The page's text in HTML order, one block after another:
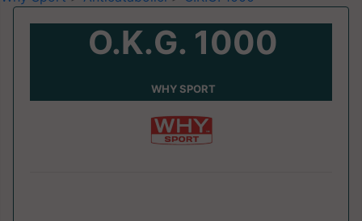
O.K.G. 1000
WHY SPORT